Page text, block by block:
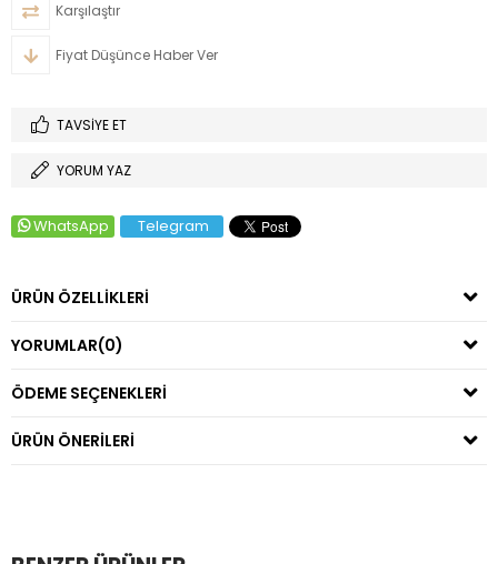
Karşılaştır
Fiyat Düşünce Haber Ver
TAVSIYE ET
YORUM YAZ
WhatsApp Telegram
ÜRÜN ÖZELLIKLERI
YORUMLAR(0)
ÖDEME SEÇENEKLERI
ÜRÜN ÖNERILERI